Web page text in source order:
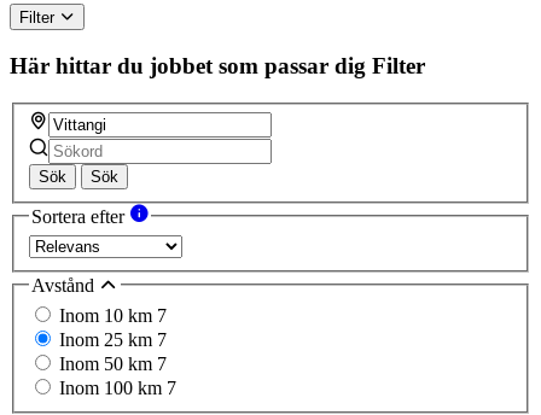
Filter
Här hittar du jobbet som passar dig Filter
Sök Sök
Sortera efter
Avstånd
Inom 10 km 7
Inom 25 km 7
Inom 50 km 7
Inom 100 km 7